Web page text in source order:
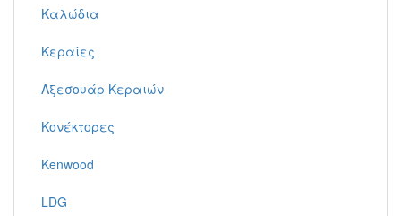
Καλώδια
Κεραίες
Αξεσουάρ Κεραιών
Κονέκτορες
Kenwood
LDG